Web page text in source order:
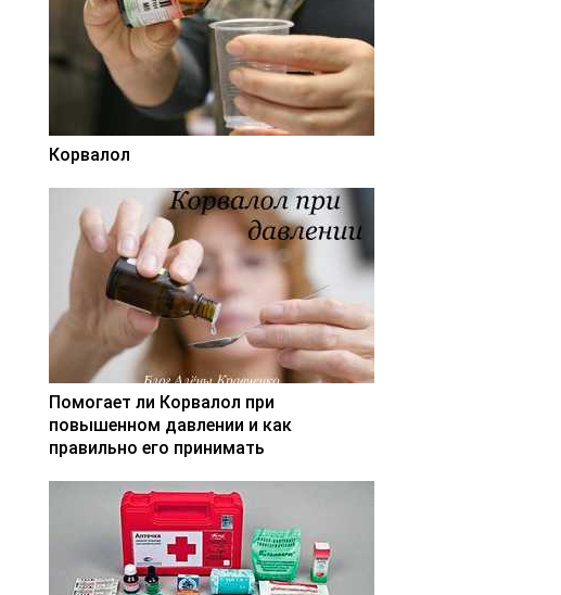
Корвалол
Помогает ли Корвалол при
повышенном давлении и как
правильно его принимать